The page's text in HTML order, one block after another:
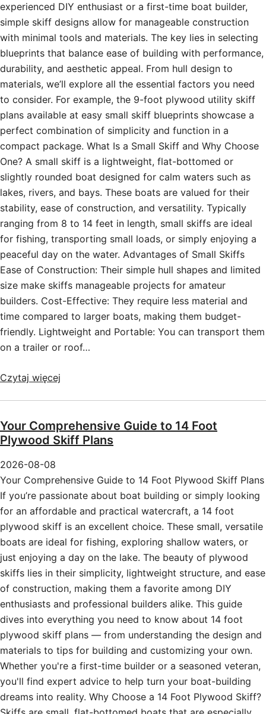
experienced DIY enthusiast or a first-time boat builder,
simple skiff designs allow for manageable construction
with minimal tools and materials. The key lies in selecting
blueprints that balance ease of building with performance,
durability, and aesthetic appeal. From hull design to
materials, we’ll explore all the essential factors you need
to consider. For example, the 9-foot plywood utility skiff
plans available at easy small skiff blueprints showcase a
perfect combination of simplicity and function in a
compact package. What Is a Small Skiff and Why Choose
One? A small skiff is a lightweight, flat-bottomed or
slightly rounded boat designed for calm waters such as
lakes, rivers, and bays. These boats are valued for their
stability, ease of construction, and versatility. Typically
ranging from 8 to 14 feet in length, small skiffs are ideal
for fishing, transporting small loads, or simply enjoying a
peaceful day on the water. Advantages of Small Skiffs
Ease of Construction: Their simple hull shapes and limited
size make skiffs manageable projects for amateur
builders. Cost-Effective: They require less material and
time compared to larger boats, making them budget-
friendly. Lightweight and Portable: You can transport them
on a trailer or roof…
Czytaj więcej
Your Comprehensive Guide to 14 Foot
Plywood Skiff Plans
2026-08-08
Your Comprehensive Guide to 14 Foot Plywood Skiff Plans
If you’re passionate about boat building or simply looking
for an affordable and practical watercraft, a 14 foot
plywood skiff is an excellent choice. These small, versatile
boats are ideal for fishing, exploring shallow waters, or
just enjoying a day on the lake. The beauty of plywood
skiffs lies in their simplicity, lightweight structure, and ease
of construction, making them a favorite among DIY
enthusiasts and professional builders alike. This guide
dives into everything you need to know about 14 foot
plywood skiff plans — from understanding the design and
materials to tips for building and customizing your own.
Whether you're a first-time builder or a seasoned veteran,
you'll find expert advice to help turn your boat-building
dreams into reality. Why Choose a 14 Foot Plywood Skiff?